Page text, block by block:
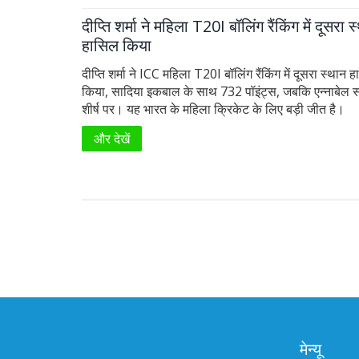
दीप्ति शर्मा ने महिला T20I बॉलिंग रैंकिंग में दूसरा
हासिल किया
दीप्ति शर्मा ने ICC महिला T20I बॉलिंग रैंकिंग में दूसरा स्थान
किया, सादिया इकबाल के साथ 732 पॉइंट्स, जबकि एन्नाबेल
शीर्ष पर। यह भारत के महिला क्रिकेट के लिए बड़ी जीत है।
और देखें
मेन्यू